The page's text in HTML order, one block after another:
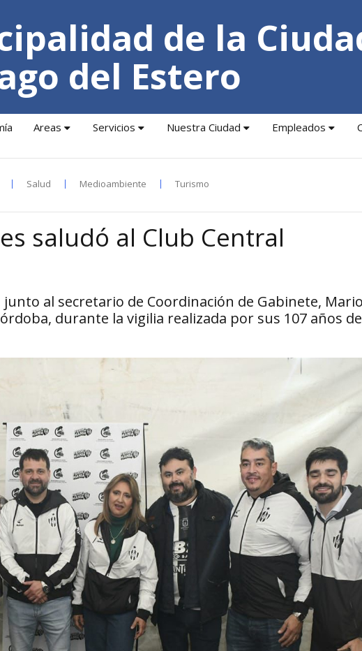
de la
del Estero
Areas Servicios Nuestra Ciudad Empleados
Salud Medioambiente Turismo
saludó al Club Central
al secretario de Coordinación de Gabinete, Mario
durante la vigilia realizada por sus 107 años de